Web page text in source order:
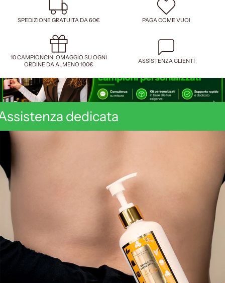
SPEDIZIONE GRATUITA DA 60€ PAGA COME VUOI
10 CAMPIONCINI OMAGGIO SU OGNI
ORDINE DA ALMENO 100€
ASSISTENZA CLIENTI
dedicata